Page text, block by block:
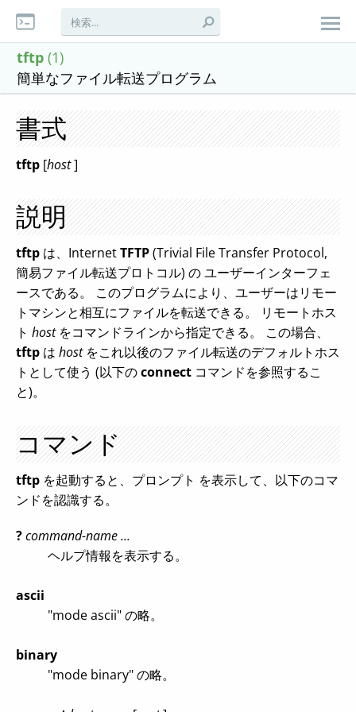
tftp (1)
簡単なファイル転送プログラム
書式
tftp [host]
説明
tftp は、InternetTFTP(Trivial File Transfer Protocol,
簡易ファイル転送プロトコル) の ユーザーインターフェ
ースである。 このプログラムにより、ユーザーはリモー
トマシンと相互にファイルを転送できる。 リモートホス
ト hostをコマンドラインから指定できる。 この場合、
tftp は hostをこれ以後のファイル転送のデフォルトホス
トとして使う (以下のconnect コマンドを参照するこ
と)。
コマンド
tftp を起動すると、プロンプト を表示して、以下のコマ
ンドを認識する。
?command-name ...
ヘルプ情報を表示する。
ascii
"mode ascii" の略。
binary
"mode binary" の略。